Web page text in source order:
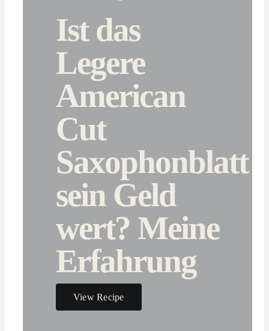
Ist das
Legere
American
Cut
Saxophonblatt
sein Geld
wert? Meine
Erfahrung
View Recipe